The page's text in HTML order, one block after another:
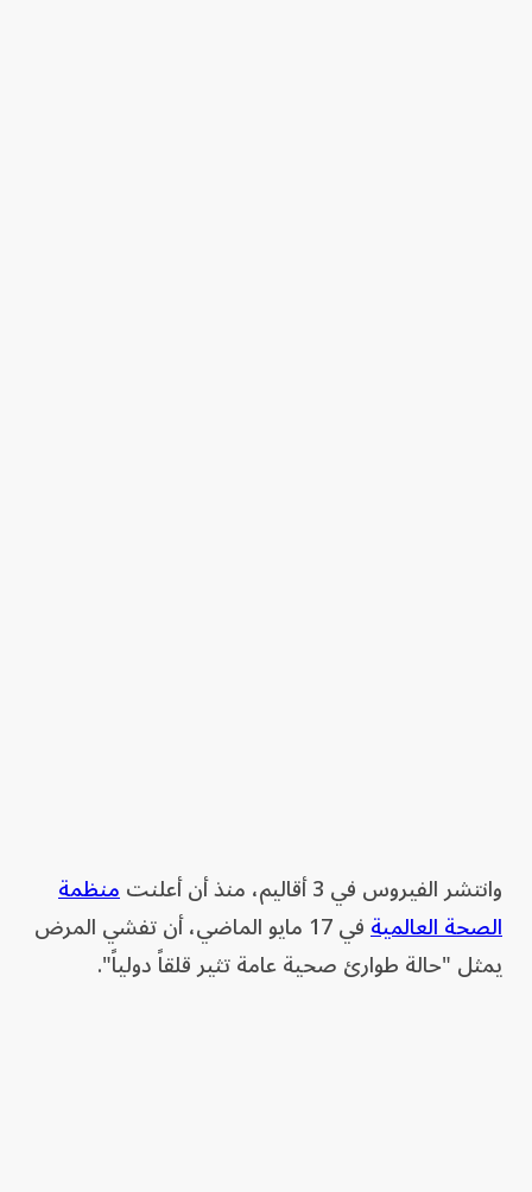
وانتشر الفيروس في 3 أقاليم، منذ أن أعلنت
منظمة
الصحة العالمية
في 17 مايو الماضي، أن تفشي المرض
يمثل "حالة طوارئ صحية عامة تثير قلقاً دولياً".